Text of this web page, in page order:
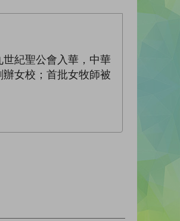
紀聖公會入華，中華
女校；首批女牧師被